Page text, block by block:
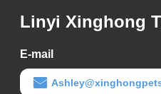
Linyi Xinghong
E-mail